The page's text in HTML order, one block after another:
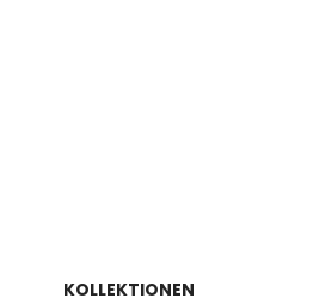
KOLLEKTIONEN